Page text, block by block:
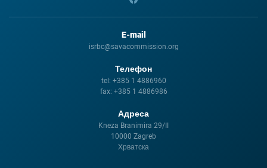
E-mail
isrbc@savacommission.org
Телефон
tel: +385 1 4886960
fax: +385 1 4886986
Адреса
Kneza Branimira 29/II
10000 Zagreb
Хрватска